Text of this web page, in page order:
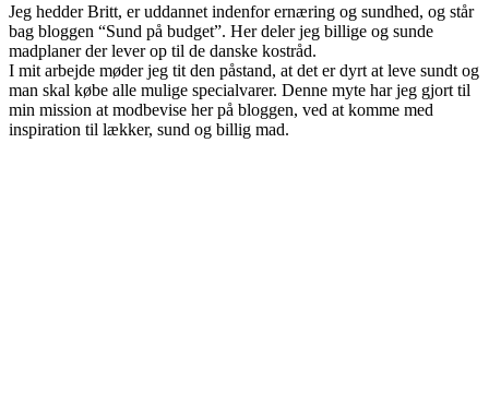
Jeg hedder Britt, er uddannet indenfor ernæring og sundhed, og står
bag bloggen “Sund på budget”. Her deler jeg billige og sunde
madplaner der lever op til de danske kostråd.
I mit arbejde møder jeg tit den påstand, at det er dyrt at leve sundt og
man skal købe alle mulige specialvarer. Denne myte har jeg gjort til
min mission at modbevise her på bloggen, ved at komme med
inspiration til lækker, sund og billig mad.